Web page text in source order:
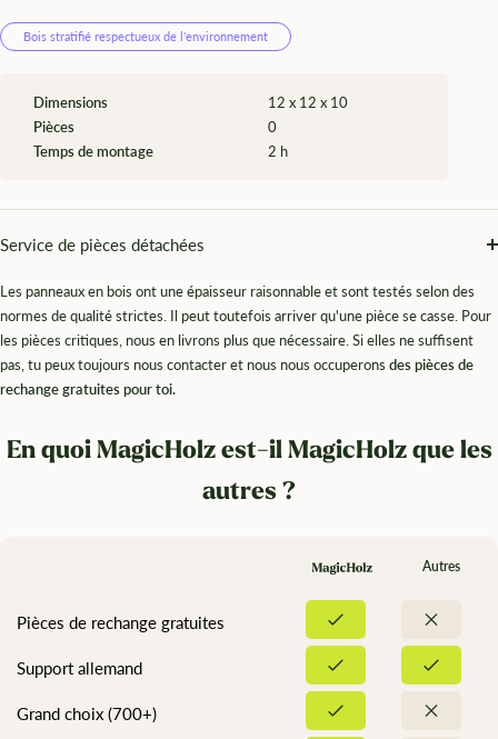
Bois stratifié respectueux de l'environnement
Dimensions
12 x 12 x 10
Pièces
0
Temps de montage
2 h
Service de pièces détachées
Les panneaux en bois ont une épaisseur raisonnable et sont testés selon des
normes de qualité strictes. Il peut toutefois arriver qu'une pièce se casse. Pour
les pièces critiques, nous en livrons plus que nécessaire. Si elles ne suffisent
pas, tu peux toujours nous contacter et nous nous occuperons des pièces de
rechange gratuites pour toi.
En quoi MagicHolz est-il MagicHolz que les
autres ?
Autres
Pièces de rechange gratuites
Support allemand
Grand choix (700+)